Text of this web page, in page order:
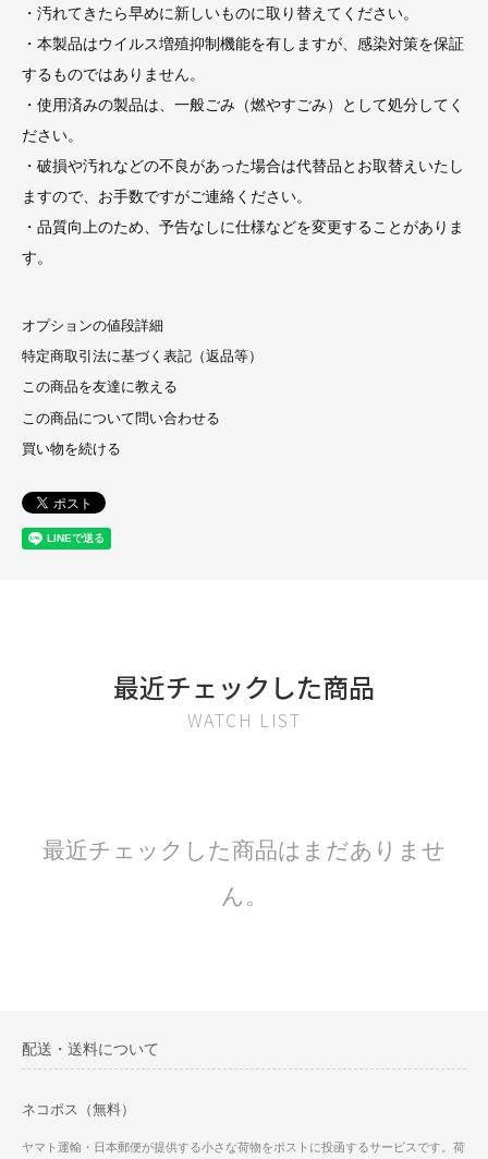
・汚れてきたら早めに新しいものに取り替えてください。
・本製品はウイルス増殖抑制機能を有しますが、感染対策を保証
するものではありません。
・使用済みの製品は、一般ごみ（燃やすごみ）として処分してく
ださい。
・破損や汚れなどの不良があった場合は代替品とお取替えいたし
ますので、お手数ですがご連絡ください。
・品質向上のため、予告なしに仕様などを変更することがありま
す。
オプションの値段詳細
特定商取引法に基づく表記（返品等）
この商品を友達に教える
この商品について問い合わせる
買い物を続ける
最近チェックした商品
WATCH LIST
最近チェックした商品はまだありませ
ん。
配送・送料について
ネコポス（無料）
ヤマト運輸・日本郵便が提供する小さな荷物をポストに投函するサービスです。荷